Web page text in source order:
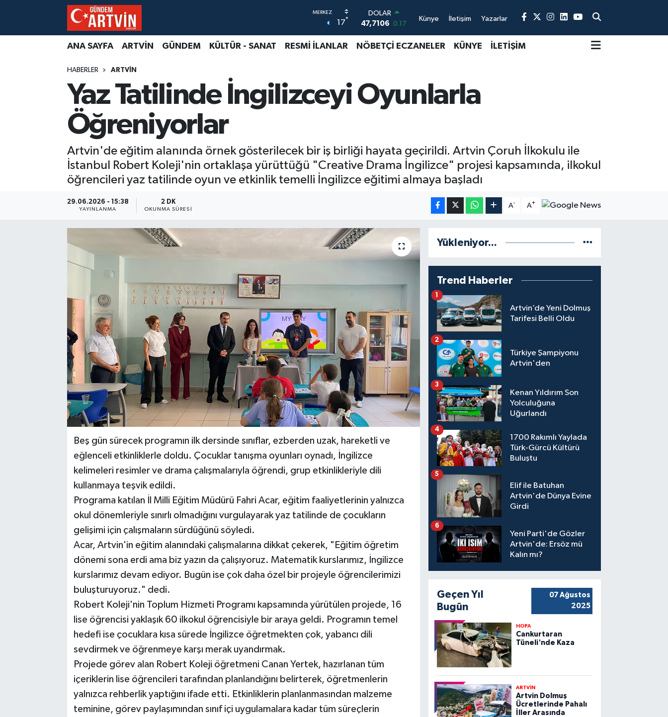
17°
DOLAR
47,7106 0.17
EURO
55,1652 0.27
6648.99
BİST100
13.773
-19
Künye İletişim Yazarlar
ANA SAYFA ARTVİN GÜNDEM KÜLTÜR - SANAT RESMİ İLANLAR NÖBETÇİ ECZANELER KÜNYE İLETİŞİM
HABERLER ARTVİN
Yaz Tatilinde İngilizceyi Oyunlarla
Öğreniyorlar
Artvin'de eğitim alanında örnek gösterilecek bir iş birliği hayata geçirildi. Artvin Çoruh İlkokulu ile
İstanbul Robert Koleji'nin ortaklaşa yürüttüğü "Creative Drama İngilizce" projesi kapsamında, ilkokul
öğrencileri yaz tatilinde oyun ve etkinlik temelli İngilizce eğitimi almaya başladı
29.06.2026 - 15:38
YAYINLANMA
2 DK
OKUNMA SÜRESI
A- A+
Beş gün sürecek programın ilk dersinde sınıflar, ezberden uzak, hareketli ve
eğlenceli etkinliklerle doldu. Çocuklar tanışma oyunları oynadı, İngilizce
kelimeleri resimler ve drama çalışmalarıyla öğrendi, grup etkinlikleriyle dili
kullanmaya teşvik edildi.
Programa katılan İl Milli Eğitim Müdürü Fahri Acar, eğitim faaliyetlerinin yalnızca
okul dönemleriyle sınırlı olmadığını vurgulayarak yaz tatilinde de çocukların
gelişimi için çalışmaların sürdüğünü söyledi.
Acar, Artvin'in eğitim alanındaki çalışmalarına dikkat çekerek, "Eğitim öğretim
dönemi sona erdi ama biz yazın da çalışıyoruz. Matematik kurslarımız, İngilizce
kurslarımız devam ediyor. Bugün ise çok daha özel bir projeyle öğrencilerimizi
buluşturuyoruz." dedi.
Robert Koleji'nin Toplum Hizmeti Programı kapsamında yürütülen projede, 16
lise öğrencisi yaklaşık 60 ilkokul öğrencisiyle bir araya geldi. Programın temel
hedefi ise çocuklara kısa sürede İngilizce öğretmekten çok, yabancı dili
sevdirmek ve öğrenmeye karşı merak uyandırmak.
Projede görev alan Robert Koleji öğretmeni Canan Yertek, hazırlanan tüm
içeriklerin lise öğrencileri tarafından planlandığını belirterek, öğretmenlerin
yalnızca rehberlik yaptığını ifade etti. Etkinliklerin planlanmasından malzeme
teminine, görev paylaşımından sınıf içi uygulamalara kadar tüm süreçlerin
Yükleniyor...
Trend Haberler
Artvin’de Yeni Dolmuş
Tarifesi Belli Oldu
1
Türkiye Şampiyonu
Artvin'den
2
Kenan Yıldırım Son
Yolculuğuna
Uğurlandı
3
1700 Rakımlı Yaylada
Türk-Gürcü Kültürü
Buluştu
4
Elif ile Batuhan
Artvin'de Dünya Evine
Girdi
5
Yeni Parti'de Gözler
Artvin'de: Ersöz mü
Kalın mı?
6
Geçen Yıl
Bugün
07 Ağustos
2025
HOPA
Cankurtaran
Tüneli'nde Kaza
ARTVİN
Artvin Dolmuş
Ücretlerinde Pahalı
İller Arasında